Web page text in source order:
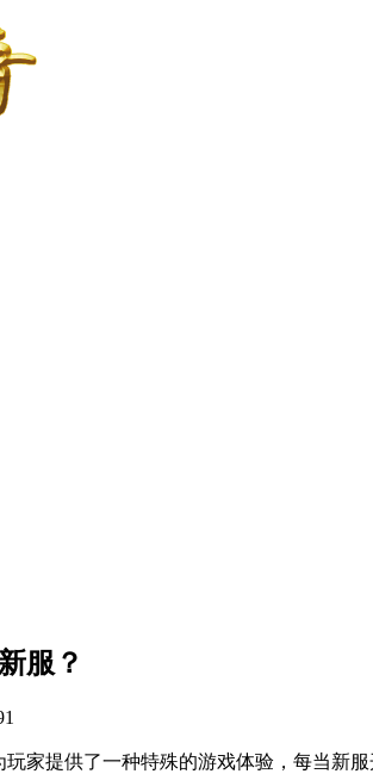
服？
提供了一种特殊的游戏体验，每当新服